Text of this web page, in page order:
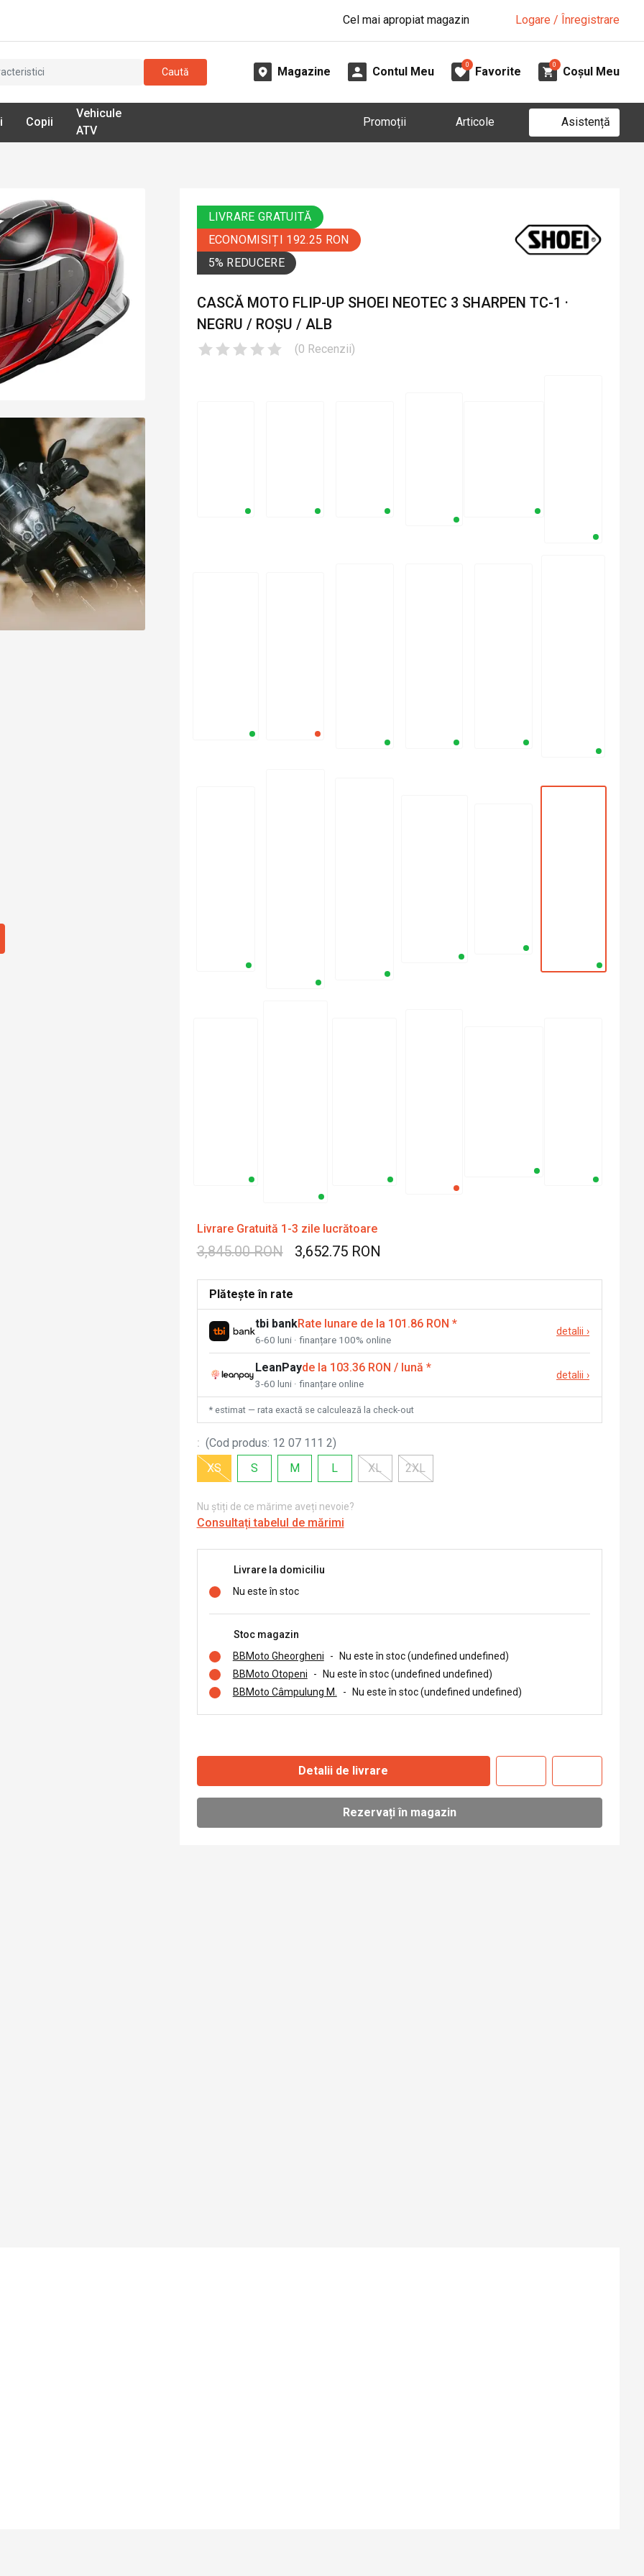
Cel mai apropiat magazin Logare / Înregistrare
Caută Magazine Contul Meu
0
Favorite
0
Coșul Meu
Copii
Vehicule
ATV
Promoții Articole Asistență
LIVRARE GRATUITĂ
ECONOMISIȚI 192.25 RON
5% REDUCERE
CASCĂ MOTO FLIP-UP SHOEI NEOTEC 3 SHARPEN TC-1 ·
NEGRU / ROȘU / ALB
(0 Recenzii)
Livrare Gratuită 1-3 zile lucrătoare
3,845.00 RON 3,652.75 RON
Plătește în rate
tbi bankRate lunare de la 101.86 RON *
6-60 luni · finanțare 100% online
detalii ›
LeanPayde la 103.36 RON / lună *
3-60 luni · finanțare online
detalii ›
* estimat — rata exactă se calculează la check-out
: (Cod produs: 12 07 111 2)
XS
S M L XL 2XL
Nu știți de ce mărime aveți nevoie?
Consultați tabelul de mărimi
Livrare la domiciliu
Nu este în stoc
Stoc magazin
BBMoto Gheorgheni
-
Nu este în stoc (undefined undefined)
BBMoto Otopeni
-
Nu este în stoc (undefined undefined)
BBMoto Câmpulung M.
- Nu este în stoc (undefined undefined)
Detalii de livrare
Rezervați în magazin